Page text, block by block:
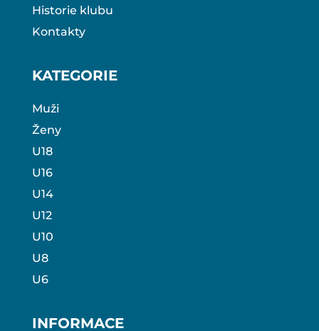
Historie klubu
Kontakty
KATEGORIE
Muži
Ženy
U18
U16
U14
U12
U10
U8
U6
INFORMACE